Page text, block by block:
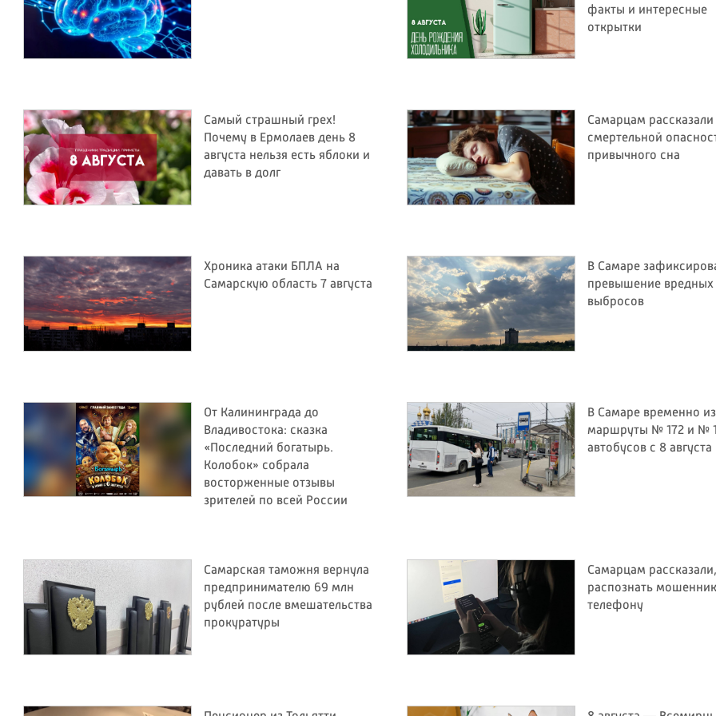
факты и интересные
открытки
Самый страшный грех!
Почему в Ермолаев день 8
августа нельзя есть яблоки и
давать в долг
Самарцам рассказали
смертельной
привычного сна
Хроника атаки БПЛА на
Самарскую область 7 августа
В Самаре
превышение вредных
выбросов
От Калининграда до
Владивостока: сказка
«Последний богатырь.
Колобок» собрала
восторженные отзывы
зрителей по всей России
В Самаре временно
маршруты № 172 и №
автобусов с 8 августа
Самарская таможня вернула
предпринимателю 69 млн
рублей после вмешательства
прокуратуры
Самарцам
распознать
телефону